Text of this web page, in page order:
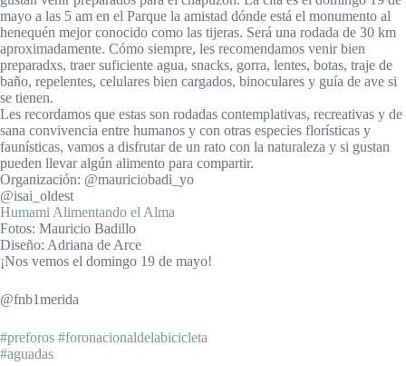
mayo a las 5 am en el Parque la amistad dónde está el monumento al
henequén mejor conocido como las tijeras. Será una rodada de 30 km
aproximadamente. Cómo siempre, les recomendamos venir bien
preparadxs, traer suficiente agua, snacks, gorra, lentes, botas, traje de
baño, repelentes, celulares bien cargados, binoculares y guía de ave si
se tienen.
Les recordamos que estas son rodadas contemplativas, recreativas y de
sana convivencia entre humanos y con otras especies florísticas y
faunísticas, vamos a disfrutar de un rato con la naturaleza y si gustan
pueden llevar algún alimento para compartir.
Organización: @mauriciobadi_yo
@isai_oldest
Humami Alimentando el Alma
Fotos: Mauricio Badillo
Diseño: Adriana de Arce
¡Nos vemos el domingo 19 de mayo!
@fnb1merida
#preforos #foronacionaldelabicicleta
#aguadas